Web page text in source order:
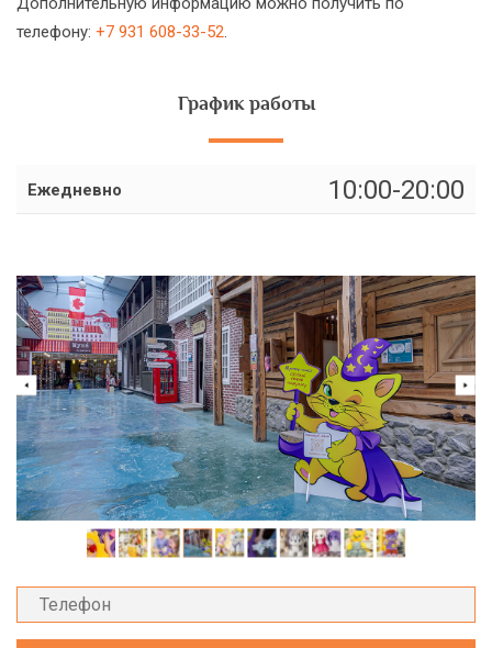
телефону: +7 931 608-33-52.
График работы
Ежедневно 10:00-20:00